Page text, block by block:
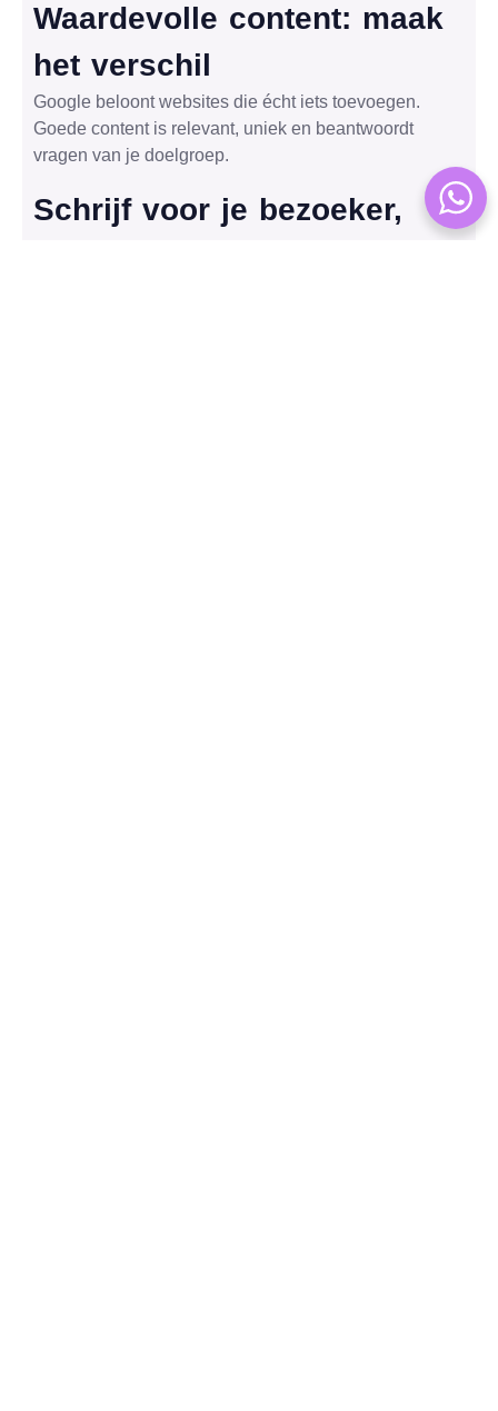
Waardevolle content: maak
het verschil
Google beloont websites die écht iets toevoegen.
Goede content is relevant, uniek en beantwoordt
vragen van je doelgroep.
Schrijf voor je bezoeker,